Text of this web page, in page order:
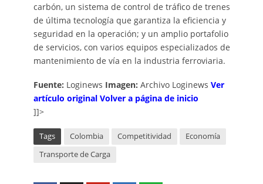
carbón, un sistema de control de tráfico de trenes
de última tecnología que garantiza la eficiencia y
seguridad en la operación; y un amplio portafolio
de servicios, con varios equipos especializados de
mantenimiento de vía en la industria ferroviaria.
Fuente: Loginews Imagen: Archivo Loginews Ver
artículo original Volver a página de inicio
]]>
Tags Colombia Competitividad
Economía
Transporte de Carga